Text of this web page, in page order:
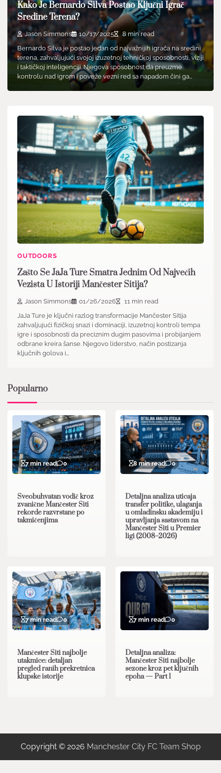
Kako Je Bernardo Silva Postao Ključni Igrač
Sredine Terena?
Jason Simmons 10/17/2025
8 min read
Bernardo Silva je postao jedan od najvažnijih igrača na sredini
terena, zahvaljujući svojoj izuzetnoj tehničkoj sposobnosti, viziji
i taktičkoj inteligenciji. Njegova sposobnost da preuzme
kontrolu nad igrom i poveže vezni red sa napadom čini ga…
OUTDOORS
Zašto Se JaJa Ture Smatra Jednim Od Najvećih
Vezista U Istoriji Mančester Sitija?
Jason Simmons 01/26/2026
11 min read
JaJa Ture je ključni razlog transformacije Mančester Sitija
zahvaljujući fizičkoj snazi i dominaciji, izuzetnoj kontroli tempa
igre i sposobnosti da preciznim dugim pasovima i probijanjem
odbrane kreira šanse. Njegovo liderstvo, način postizanja
ključnih golova i…
Popularno
7 min read 0
Sveobuhvatan vodič kroz
zvanične Mančester Siti
rekorde razvrstane po
takmičenjima
8 min read 0
Detaljna analiza uticaja
transfer politike, ulaganja
u omladinsku akademiju i
upravljanja sastavom na
Mančester Siti u Premier
ligi (2008–2026)
7 min read 0
Mančester Siti najbolje
utakmice: detaljan
pregled ranih prekretnica
klupske istorije
7 min read 0
Detaljna analiza:
Mančester Siti najbolje
sezone kroz pet ključnih
epoha — Part 1
Copyright © 2026 Manchester City FC Team Shop